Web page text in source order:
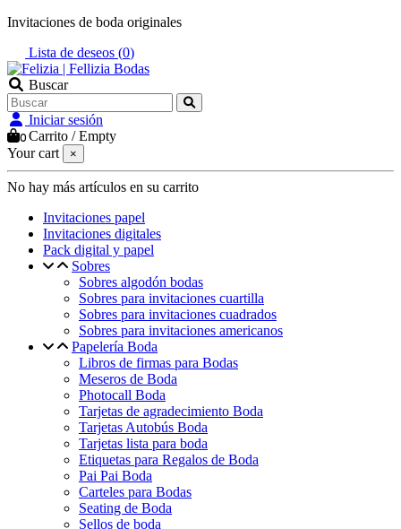
Invitaciones de boda originales
Lista de deseos (0)
Buscar
Iniciar sesión
0 Carrito /Empty
Your cart
×
No hay más artículos en su carrito
Invitaciones papel
Invitaciones digitales
Pack digital y papel
Sobres
Sobres algodón bodas
Sobres para invitaciones cuartilla
Sobres para invitaciones cuadrados
Sobres para invitaciones americanos
Papelería Boda
Libros de firmas para Bodas
Meseros de Boda
Photocall Boda
Tarjetas de agradecimiento Boda
Tarjetas Autobús Boda
Tarjetas lista para boda
Etiquetas para Regalos de Boda
Pai Pai Boda
Carteles para Bodas
Seating de Boda
Sellos de boda